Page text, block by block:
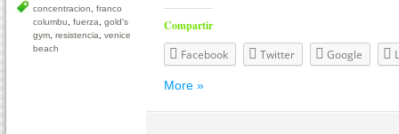
concentracion
franco
columbu
fuerza
gold's
gym resistencia
venice
beach
Compartir
Facebook
Twitter Google
More »